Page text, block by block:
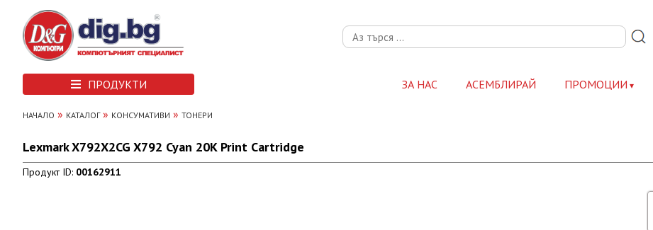
ПРОДУКТИ ЗА НАС АСЕМБЛИРАЙ ПРОМОЦИИ
НАЧАЛО » КАТАЛОГ» КОНСУМАТИВИ » ТОНЕРИ
Lexmark X792X2CG X792 Cyan 20K Print Cartridge
Продукт ID: 00162911